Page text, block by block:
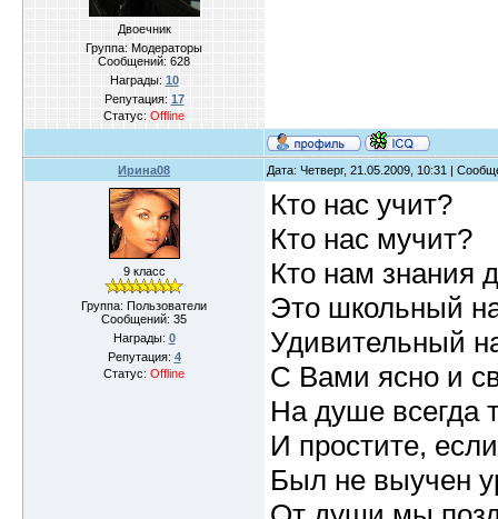
Двоечник
Группа: Модераторы
Сообщений: 628
Награды: 10
Репутация: 17
Статус: Offline
Ирина08 Дата: Четверг, 21.05.2009, 10:31 |
9 класс
Группа: Пользователи
Сообщений: 35
Награды: 0
Репутация: 4
Статус: Offline
Кто нас учит?
Кто нас мучит?
Кто нам знания
Это школьный
Удивительный
С Вами ясно и
На душе всегда
И простите,
Был не выучен